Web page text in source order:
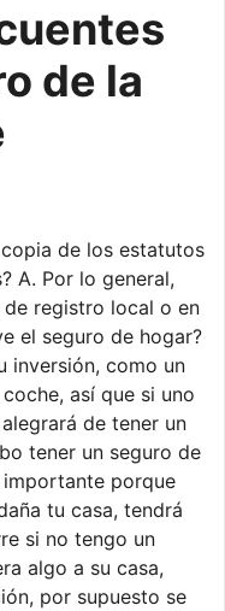
de la
de los estatutos
A. Por lo general,
registro local o en
el seguro de hogar?
inversión, como un
así que si uno
de tener un
tener un seguro de
importante porque
tu casa, tendrá
si no tengo un
algo a su casa,
por supuesto se